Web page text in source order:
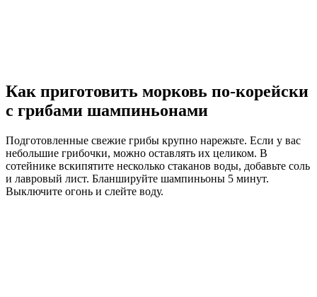
Как приготовить морковь по-корейски
с грибами шампиньонами
Подготовленные свежие грибы крупно нарежьте. Если у вас
небольшие грибочки, можно оставлять их целиком. В
сотейнике вскипятите несколько стаканов воды, добавьте соль
и лавровый лист. Бланшируйте шампиньоны 5 минут.
Выключите огонь и слейте воду.